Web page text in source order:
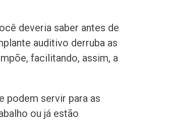
deveria saber antes de
auditivo derruba as
facilitando, assim, a
podem servir para as
ou já estão